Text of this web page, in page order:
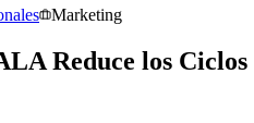
Marketing
Reduce los Ciclos